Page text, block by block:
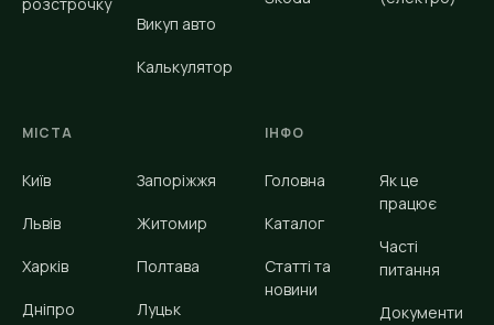
Викуп авто
Калькулятор
МІСТА
Київ
Львів
Харків
Дніпро
Запоріжжя
Житомир
Полтава
Луцьк
ІНФО
Головна
Каталог
Статті та
новини
Як це
працює
Часті
питання
Документи